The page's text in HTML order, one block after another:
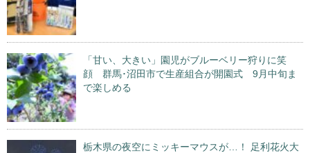
「甘い、大きい」園児がブルーベリー狩りに笑
顔 群馬･沼田市で生産組合が開園式 9月中旬ま
で楽しめる
栃木県の夜空にミッキーマウスが…！ 足利花火大